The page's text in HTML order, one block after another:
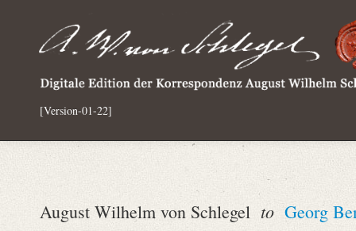
[Version-01-22]
August Wilhelm von Schlegel to Georg